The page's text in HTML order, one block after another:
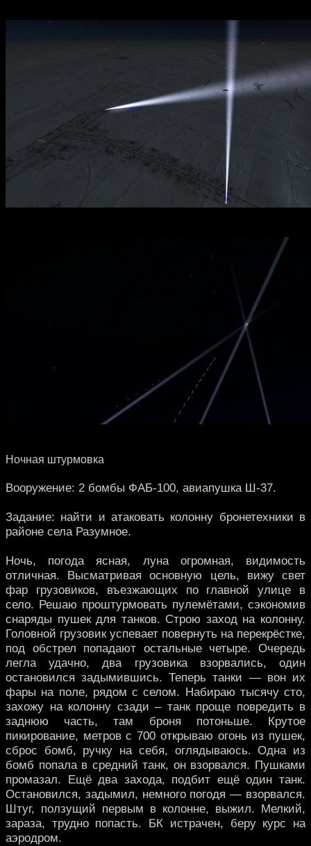
Ночная штурмовка
Вооружение: 2 бомбы ФАБ-100, авиапушка Ш-37.
Задание: найти и атаковать колонну бронетехники в
районе села Разумное.
Ночь, погода ясная, луна огромная, видимость
отличная. Высматривая основную цель, вижу свет
фар грузовиков, въезжающих по главной улице в
село. Решаю проштурмовать пулемётами, сэкономив
снаряды пушек для танков. Строю заход на колонну.
Головной грузовик успевает повернуть на перекрёстке,
под обстрел попадают остальные четыре. Очередь
легла удачно, два грузовика взорвались, один
остановился задымившись. Теперь танки — вон их
фары на поле, рядом с селом. Набираю тысячу сто,
захожу на колонну сзади – танк проще повредить в
заднюю часть, там броня потоньше. Крутое
пикирование, метров с 700 открываю огонь из пушек,
сброс бомб, ручку на себя, оглядываюсь. Одна из
бомб попала в средний танк, он взорвался. Пушками
промазал. Ещё два захода, подбит ещё один танк.
Остановился, задымил, немного погодя — взорвался.
Штуг, ползущий первым в колонне, выжил. Мелкий,
зараза, трудно попасть. БК истрачен, беру курс на
аэродром.